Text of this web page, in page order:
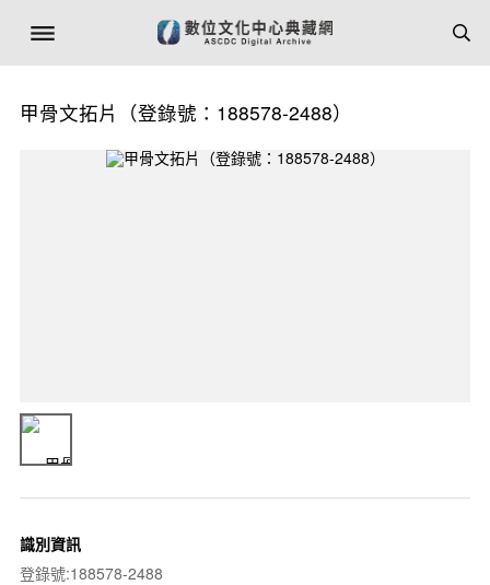
甲骨文拓片（登錄號：188578-2488）
識別資訊
登錄號:188578-2488